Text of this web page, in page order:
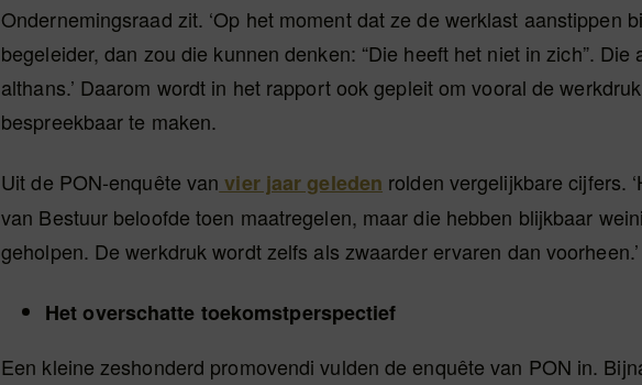
Ondernemingsraad zit. ‘Op het moment dat ze de werklast aanstippen
begeleider, dan zou die kunnen denken: “Die heeft het niet in zich”. Die
althans.’ Daarom wordt in het rapport ook gepleit om vooral de
bespreekbaar te maken.
Uit de PON-enquête van vier jaar geleden rolden vergelijkbare cijfers.
van Bestuur beloofde toen maatregelen, maar die hebben blijkbaar
geholpen. De werkdruk wordt zelfs als zwaarder ervaren dan voorheen.’
Het overschatte toekomstperspectief
Een kleine zeshonderd promovendi vulden de enquête van PON in.